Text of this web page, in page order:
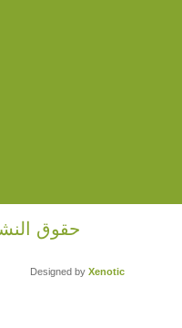
حقوق النشر محفوظة ©
Designed by Xenotic